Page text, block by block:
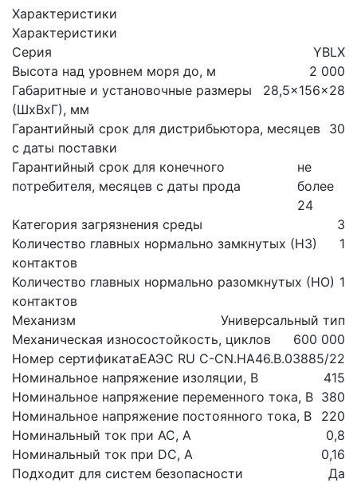
Характеристики
Характеристики
Серия
YBLX
Высота над уровнем моря до, м
2 000
Габаритные и установочные размеры
(ШхВхГ), мм
28,5x156x28
Гарантийный срок для дистрибьютора, месяцев
с даты поставки
30
Гарантийный срок для конечного
потребителя, месяцев с даты прода
не
более
24
Категория загрязнения среды
3
Количество главных нормально замкнутых (НЗ)
контактов
1
Количество главных нормально разомкнутых (НО)
контактов
1
Механизм
Универсальный тип
Механическая износостойкость, циклов
600 000
Номер сертификатаЕАЭС RU С-CN.НА46.В.03885/22
Номинальное напряжение изоляции, В
415
Номинальное напряжение переменного тока, В 380
Номинальное напряжение постоянного тока, В
220
Номинальный ток при AC, А
0,8
Номинальный ток при DC, А
0,16
Подходит для систем безопасности
Да